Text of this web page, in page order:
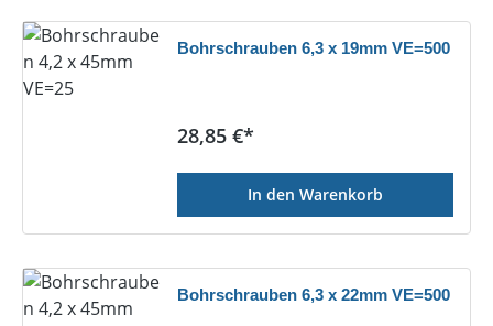
Bohrschrauben 6,3 x 19mm VE=500
Regulärer Preis:
28,85 €*
In den Warenkorb
Bohrschrauben 6,3 x 22mm VE=500